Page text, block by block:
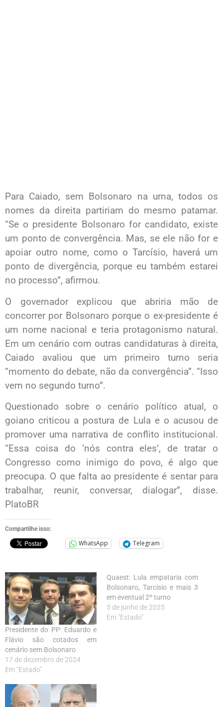
Para Caiado, sem Bolsonaro na urna, todos os
nomes da direita partiriam do mesmo patamar.
“Se o presidente Bolsonaro for candidato, existe
um ponto de convergência. Mas, se ele não for e
apoiar outro nome, como o Tarcísio, haverá um
ponto de divergência, porque eu também estarei
no processo”, afirmou.
O governador explicou que abriria mão de
concorrer por Bolsonaro porque o ex-presidente é
um nome nacional e teria protagonismo natural.
Em um cenário com outras candidaturas à direita,
Caiado avaliou que um primeiro turno seria
“momento do debate, não da convergência”. “Isso
vem no segundo turno”.
Questionado sobre o cenário político atual, o
goiano criticou a postura de Lula e o acusou de
promover uma narrativa de conflito institucional.
“Essa coisa do ‘nós contra eles’, de tratar o
Congresso como inimigo do povo, é algo que
preocupa. O que falta ao presidente é sentar para
trabalhar, reunir, conversar, dialogar”, disse.
PlatoBR
Compartilhe isso:
WhatsApp Telegram
Presidente do PP: Eduardo e
Flávio são cotados em
cenário sem Bolsonaro
17 de dezembro de 2024
Em "Estado"
Quaest: Lula empataria com
Bolsonaro, Tarcísio e mais 3
em eventual 2º turno
5 de junho de 2025
Em "Estado"